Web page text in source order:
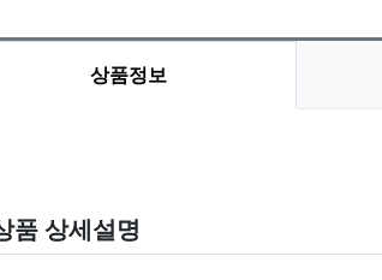
상품정보
품 상세설명